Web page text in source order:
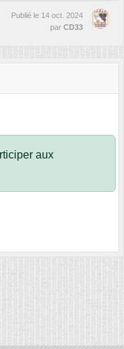
Publié le 14 oct. 2024
par CD33
aux